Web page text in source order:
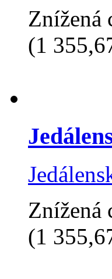
Znížená
(1
Znížená
(1